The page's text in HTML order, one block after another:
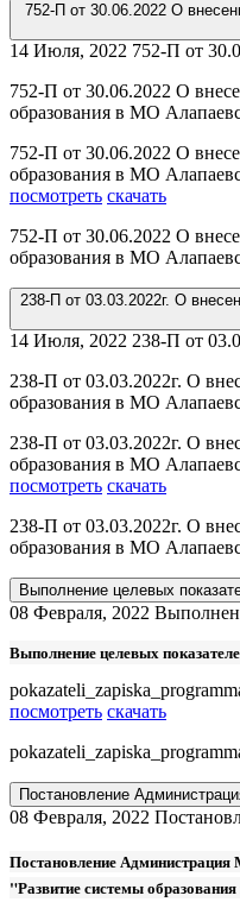
752-П от 30.06.2022 О
14 Июля, 2022 752-П от
752-П от 30.06.2022 О
образования в МО
752-П от 30.06.2022 О
образования в МО
посмотреть скачать
752-П от 30.06.2022 О
образования в МО
238-П от 03.03.2022г. О
14 Июля, 2022 238-П от
238-П от 03.03.2022г. О
образования в МО
238-П от 03.03.2022г. О
образования в МО
посмотреть скачать
238-П от 03.03.2022г. О
образования в МО
Выполнение целевых
08 Февраля, 2022
Выполнение целевых
посмотреть скачать
Постановление
08 Февраля, 2022
Постановление
"Развитие системы